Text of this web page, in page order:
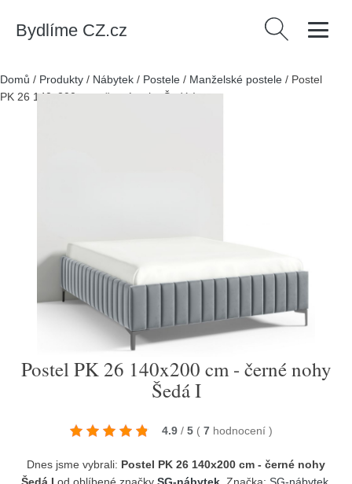
Bydlíme CZ.cz Vyhledávání
Domů / Produkty / Nábytek / Postele / Manželské postele / Postel
PK 26 140x200 cm - černé nohy Šedá I
Postel PK 26 140x200 cm - černé nohy
Šedá I
4.9 / 5 ( 7 hodnocení )
Dnes jsme vybrali: Postel PK 26 140x200 cm - černé nohy